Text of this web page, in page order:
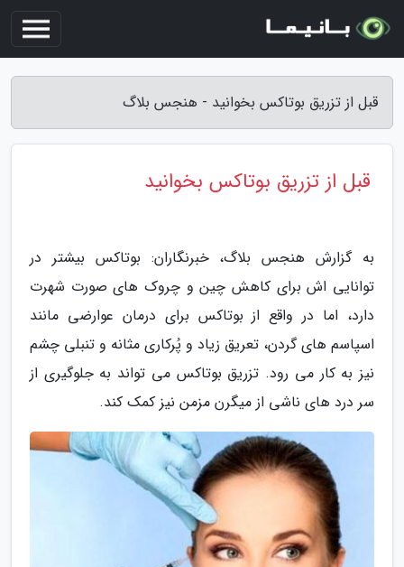
قبل از تزریق بوتاکس بخوانید - هنجس بلاگ
قبل از تزریق بوتاکس بخوانید
به گزارش هنجس بلاگ، خبرنگاران: بوتاکس بیشتر در
توانایی اش برای کاهش چین و چروک های صورت شهرت
دارد، اما در واقع از بوتاکس برای درمان عوارضی مانند
اسپاسم های گردن، تعریق زیاد و پُرکاری مثانه و تنبلی چشم
نیز به کار می رود. تزریق بوتاکس می تواند به جلوگیری از
سر درد های ناشی از میگرن مزمن نیز کمک کند.